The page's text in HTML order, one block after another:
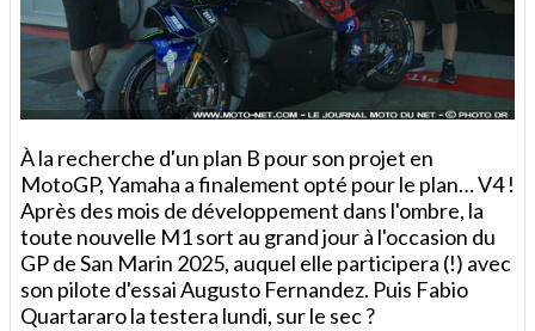
À la recherche d'un plan B pour son projet en
MotoGP, Yamaha a finalement opté pour le plan… V4 !
Après des mois de développement dans l'ombre, la
toute nouvelle M1 sort au grand jour à l'occasion du
GP de San Marin 2025, auquel elle participera (!) avec
son pilote d'essai Augusto Fernandez. Puis Fabio
Quartararo la testera lundi, sur le sec ?